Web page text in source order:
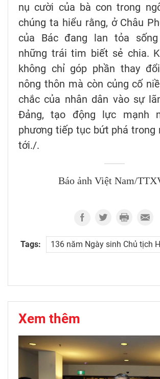
nụ cười của bà con trong
chúng ta hiểu rằng, ở Châu
của Bác đang lan tỏa
những trái tim biết sẻ chia.
không chỉ góp phần thay
nông thôn mà còn củng cố
chắc của nhân dân vào sự
Đảng, tạo động lực mạnh
phương tiếp tục bứt phá trong
tới./.
Báo ảnh Việt Nam/
Tags: 136 năm Ngày sinh Chủ tịch
Xem thêm